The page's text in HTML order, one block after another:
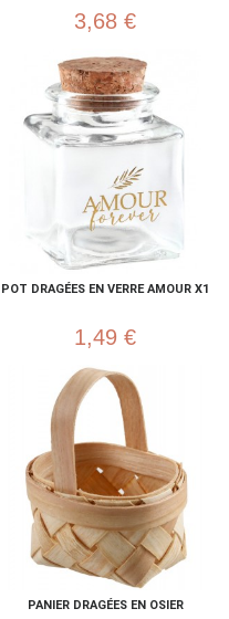
3,68 €
POT DRAGÉES EN VERRE AMOUR X1
1,49 €
PANIER DRAGÉES EN OSIER